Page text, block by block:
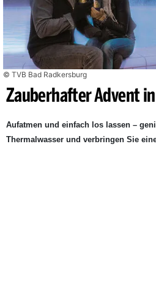
© TVB Bad Radkersburg
Zauberhafter Advent
Aufatmen und einfach los lassen –
Thermalwasser und verbringen Sie